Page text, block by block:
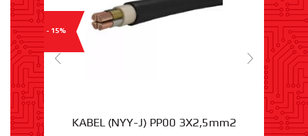
- 15%
KABEL (NYY-J) PP00 3X2,5mm2